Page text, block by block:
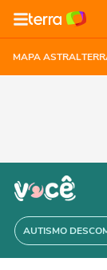
MAPA ASTRAL
AUTISMO